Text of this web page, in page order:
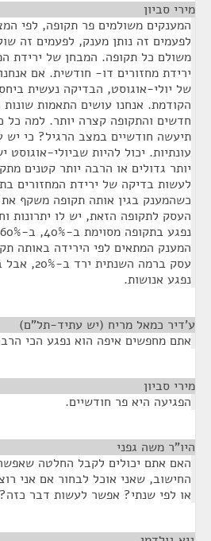
מירי סביון
המענקים משולמים פר תקופה, לפי
לפעמים זה נותן מענק, לפעמים זה
משולם כל תקופה. המבחן של ירידת
ירידת מחזורים דו- חודשית. אם
של יולי-אוגוסט, הבדיקה נעשית
הקודמת. אנחנו עושים התאמות
חדשים והתקופה קצרה יותר. למה כל
תיעשה חודשיים במצב הרגיל? כי
עונתיות. יכול להיות שביולי-
יותר גדולים או הרבה יותר קטנים
לעשות בדיקה של ירידת המחזורים
כשהמענק בגין אותה תקופה משקף
העסק לתקופה הזאת, יש לו יתרונות
המענק המתאים לפי הירידה באותה
עסק ברמה
נפגע אנושות.
ע'דיר כמאל מריח (יש עתיד-תל"ם)
אתם מחפשים איפה הוא נפגע הכי
מירי סביון
הפגיעה היא פר חודשיים.
היו"ר משה גפני
האם אתם יכולים לקבל החלטה
החישוב, שאני אוכל לבחור אם אני
או לפי שנתי? אפשר לעשות דבר כזה?